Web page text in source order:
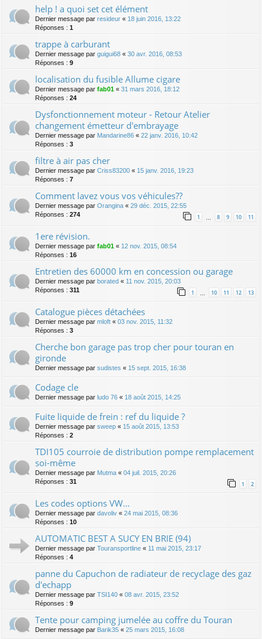
help ! a quoi set cet élément
Dernier message par resideur « 18 juin 2016, 13:22
Réponses : 1
trappe à carburant
Dernier message par guigui68 « 30 avr. 2016, 08:53
Réponses : 9
localisation du fusible Allume cigare
Dernier message par fab01 « 31 mars 2016, 18:12
Réponses : 24
Dysfonctionnement moteur - Retour Atelier
changement émetteur d'embrayage
Dernier message par Mandarine86 « 22 janv. 2016, 10:42
Réponses : 3
filtre à air pas cher
Dernier message par Criss83200 « 15 janv. 2016, 19:23
Réponses : 7
Comment lavez vous vos véhicules??
Dernier message par Orangina « 29 déc. 2015, 22:55
Réponses : 274 1 8 9 10 11
1ere révision.
Dernier message par fab01 « 12 nov. 2015, 08:54
Réponses : 16
Entretien des 60000 km en concession ou garage
Dernier message par borated « 11 nov. 2015, 20:03
Réponses : 311 1 10 11 12 13
Catalogue pièces détachées
Dernier message par mloft « 03 nov. 2015, 11:32
Réponses : 3
Cherche bon garage pas trop cher pour touran en
gironde
Dernier message par sudistes « 15 sept. 2015, 16:38
Codage cle
Dernier message par ludo 76 « 18 août 2015, 14:25
Fuite liquide de frein : ref du liquide ?
Dernier message par sweep « 15 août 2015, 13:53
Réponses : 2
TDI105 courroie de distribution pompe remplacement
soi-même
Dernier message par Mutma « 04 juil. 2015, 20:26
Réponses : 31 1 2
Les codes options VW...
Dernier message par davoliv « 24 mai 2015, 08:36
Réponses : 10
AUTOMATIC BEST A SUCY EN BRIE (94)
Dernier message par Touransportline « 11 mai 2015, 23:17
Réponses : 4
panne du Capuchon de radiateur de recyclage des gaz
d'echapp
Dernier message par TSI140 « 08 avr. 2015, 23:52
Réponses : 9
Tente pour camping jumelée au coffre du Touran
Dernier message par Barik35 « 25 mars 2015, 16:08